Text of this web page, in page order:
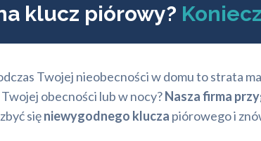
klucz piórowy?
Twojej nieobecności w domu to strata
obecności lub w nocy?Nasza firma
sięniewygodnego klucza piórowego i